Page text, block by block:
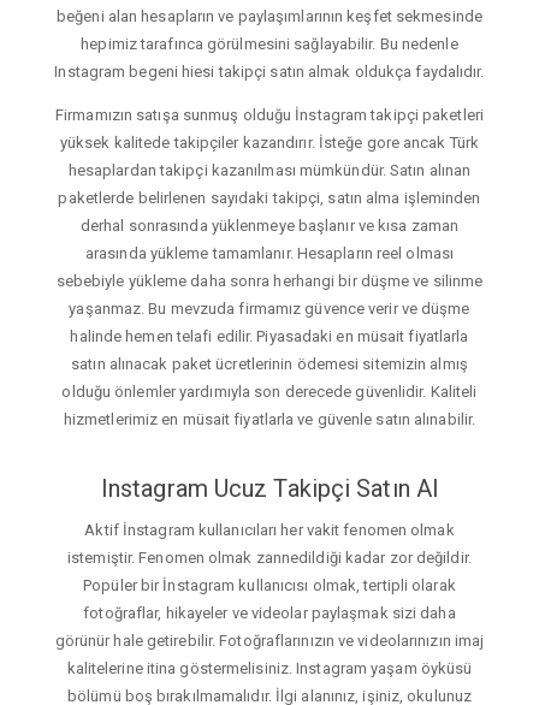
beğeni alan hesapların ve paylaşımlarının keşfet sekmesinde
hepimiz tarafınca görülmesini sağlayabilir. Bu nedenle
Instagram begeni hiesi takipçi satın almak oldukça faydalıdır.
Firmamızın satışa sunmuş olduğu İnstagram takipçi paketleri
yüksek kalitede takipçiler kazandırır. İsteğe gore ancak Türk
hesaplardan takipçi kazanılması mümkündür. Satın alınan
paketlerde belirlenen sayıdaki takipçi, satın alma işleminden
derhal sonrasında yüklenmeye başlanır ve kısa zaman
arasında yükleme tamamlanır. Hesapların reel olması
sebebiyle yükleme daha sonra herhangi bir düşme ve silinme
yaşanmaz. Bu mevzuda firmamız güvence verir ve düşme
halinde hemen telafi edilir. Piyasadaki en müsait fiyatlarla
satın alınacak paket ücretlerinin ödemesi sitemizin almış
olduğu önlemler yardımıyla son derecede güvenlidir. Kaliteli
hizmetlerimiz en müsait fiyatlarla ve güvenle satın alınabilir.
Instagram Ucuz Takipçi Satın Al
Aktif İnstagram kullanıcıları her vakit fenomen olmak
istemiştir. Fenomen olmak zannedildiği kadar zor değildir.
Popüler bir İnstagram kullanıcısı olmak, tertipli olarak
fotoğraflar, hikayeler ve videolar paylaşmak sizi daha
görünür hale getirebilir. Fotoğraflarınızın ve videolarınızın imaj
kalitelerine itina göstermelisiniz. Instagram yaşam öyküsü
bölümü boş bırakılmamalıdır. İlgi alanınız, işiniz, okulunuz